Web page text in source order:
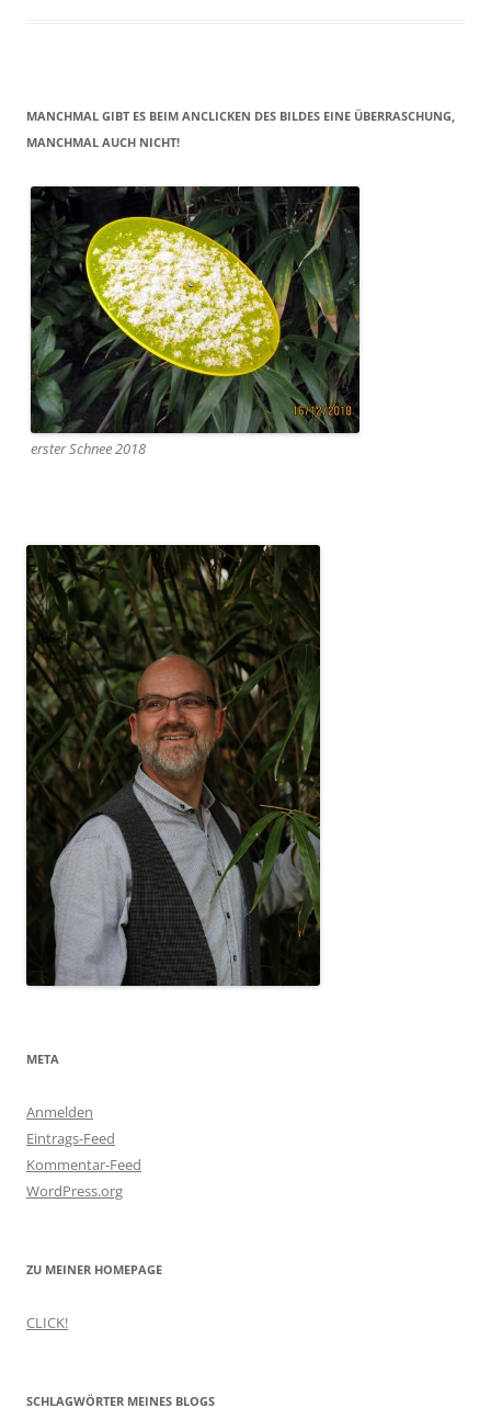
MANCHMAL GIBT ES BEIM ANCLICKEN DES BILDES EINE ÜBERRASCHUNG,
MANCHMAL AUCH NICHT!
erster Schnee 2018
META
Anmelden
Eintrags-Feed
Kommentar-Feed
WordPress.org
ZU MEINER HOMEPAGE
CLICK!
SCHLAGWÖRTER MEINES BLOGS